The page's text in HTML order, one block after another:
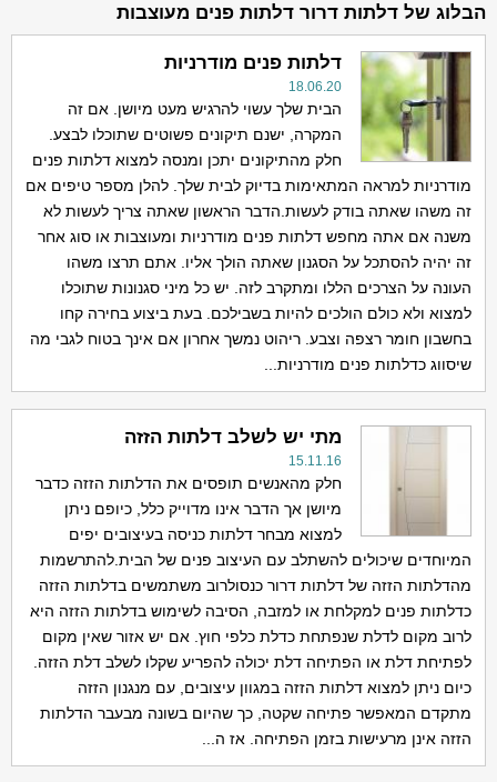
הבלוג של דלתות דרור דלתות פנים מעוצבות
דלתות פנים מודרניות
18.06.20
הבית שלך עשוי להרגיש מעט מיושן. אם זה
המקרה, ישנם תיקונים פשוטים שתוכלו לבצע.
חלק מהתיקונים יתכן ומנסה למצוא דלתות פנים
מודרניות למראה המתאימות בדיוק לבית שלך. להלן מספר טיפים אם
זה משהו שאתה בודק לעשות.הדבר הראשון שאתה צריך לעשות לא
משנה אם אתה מחפש דלתות פנים מודרניות ומעוצבות או סוג אחר
זה יהיה להסתכל על הסגנון שאתה הולך אליו. אתם תרצו משהו
העונה על הצרכים הללו ומתקרב לזה. יש כל מיני סגנונות שתוכלו
למצוא ולא כולם הולכים להיות בשבילכם. בעת ביצוע בחירה קחו
בחשבון חומר רצפה וצבע. ריהוט נמשך אחרון אם אינך בטוח לגבי מה
שיסווג כדלתות פנים מודרניות...
מתי יש לשלב דלתות הזזה
15.11.16
חלק מהאנשים תופסים את הדלתות הזזה כדבר
מיושן אך הדבר אינו מדוייק כלל, כיופם ניתן
למצוא מבחר דלתות כניסה בעיצובים יפים
המיוחדים שיכולים להשתלב עם העיצוב פנים של הבית.להתרשמות
מהדלתות הזזה של דלתות דרור כנסולרוב משתמשים בדלתות הזזה
כדלתות פנים למקלחת או למזבה, הסיבה לשימוש בדלתות הזזה היא
לרוב מקום לדלת שנפתחת כדלת כלפי חוץ. אם יש אזור שאין מקום
לפתיחת דלת או הפתיחה דלת יכולה להפריע שקלו לשלב דלת הזזה.
כיום ניתן למצוא דלתות הזזה במגוון עיצובים, עם מנגנון הזזה
מתקדם המאפשר פתיחה שקטה, כך שהיום בשונה מבעבר הדלתות
הזזה אינן מרעישות בזמן הפתיחה. אז ה...